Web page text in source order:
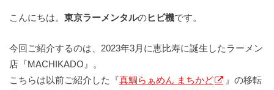
こんにちは。 東京ラーメンタルのヒビ機です。
今回ご紹介するのは、2023年3月に恵比寿に誕生したラーメン
店『MACHIKADO』。
こちらは以前ご紹介した『真鯛らぁめん まちかど
』の移転